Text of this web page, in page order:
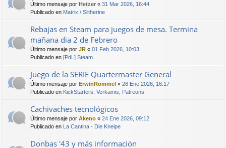
Último mensaje por Hetzer « 31 Mar 2026, 16:44
Publicado en Matrix / Slitherine
Rebajas en Steam para juegos de mesa. Termina
mañana dia 2 de Febrero
Último mensaje por JR « 01 Feb 2026, 10:03
Publicado en [PdL] Steam
Juego de la SERIE Quartermaster General
Último mensaje por ErwinRommel « 28 Ene 2026, 16:17
Publicado en KickStarters, Verkamis, Patreons
Cachivaches tecnológicos
Último mensaje por Akeno « 24 Ene 2026, 09:12
Publicado en La Cantina - Die Kneipe
Donbas '43 y más información